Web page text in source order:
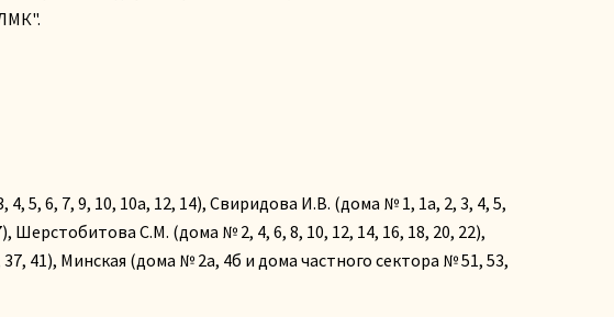
5, 6, 7, 9, 10, 10а, 12, 14), Свиридова И.В. (дома № 1, 1а, 2, 3, 4, 5,
Шерстобитова С.М. (дома № 2, 4, 6, 8, 10, 12, 14, 16, 18, 20, 22),
41), Минская (дома № 2а, 4б и дома частного сектора № 51, 53,